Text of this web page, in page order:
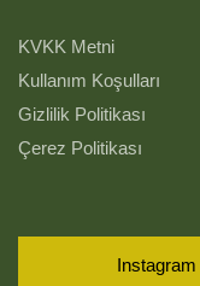
KVKK Metni
Kullanım Koşulları
Gizlilik Politikası
Çerez Politikası
Instagram